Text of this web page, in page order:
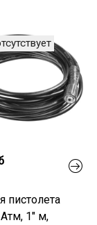
пистолета
1" м,